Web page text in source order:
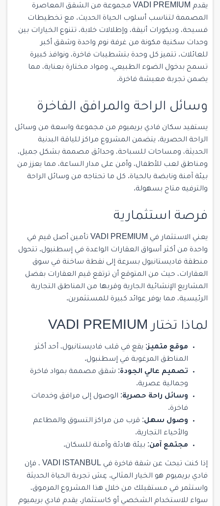
يقدم VADI PREMIUM مجموعة من الشقق المعاصرة
المصممة لتناسب أسلوب الحياة الحديث. مع تخطيطات
فسيحة، وديكورات أنيقة، وإطلالات خلابة، تتنوع الخيارات بين
وحدات سكنية مكونة من غرفة نوم واحدة وشقق أكبر
للعائلات. تتميز كل وحدة بتشطيبات فاخرة، ونوافذ كبيرة
تسمح بدخول الضوء الطبيعي، ومواد مختارة بعناية، مما
يضمن تجربة معيشة فاخرة.
وسائل الراحة والمرافق الفاخرة
يستفيد سكان فادي بريميوم من مجموعة واسعة من وسائل
الراحة الحصرية. يتضمن المشروع مراكز للياقة البدنية
الحديثة، ومساحات للسباحة، وحدائق مصممة بشكل جميل،
ومناطق لعب للأطفال، وأمن على مدار الساعة، مما يعزز من
بيئة آمنة ونابضة بالحياة. كل ما تحتاجه من وسائل الراحة
والترفيه متاح بسهولة.
فرصة استثمارية
يعني الاستثمار في VADI PREMIUM تأمين أصل قيم في
واحدة من أكثر أسواق العقارات الواعدة في إسطنبول. تتحول
منطقة فاديستانبول بسرعة إلى نقطة ساخنة في سوق
العقارات، حيث من المتوقع أن ترتفع قيم العقارات بفضل
المشاريع الإنشائية الجارية وقربها من المناطق التجارية
الرئيسية، مما يوفر عوائد كبيرة للمستثمرين.
لماذا تختار VADI PREMIUM
موقع متميز: يقع في قلب فاديستانبول، أحد أكثر
المناطق المرغوبة في إسطنبول.
تصميم عالي الجودة: شقق مصممة بمواد فاخرة
وجمالية عصرية.
وسائل راحة حصرية: الوصول إلى مرافق وخدمات
فاخرة.
وصول سهل: قرب من مراكز التسوق والمطاعم
والأحياء التجارية.
مجتمع آمن: بيئة هادئة وآمنة للسكان.
إذا كنت تبحث عن شقة فاخرة في VADI ISTANBUL ، فإن
فادي بريميوم هو الخيار المثالي. عِش تجربة الحياة الحديثة
واستثمر في مستقبلك من خلال هذا المشروع المرموق،
سواء للاستخدام الشخصي أو كاستثمار. يقدم فادي بريميوم